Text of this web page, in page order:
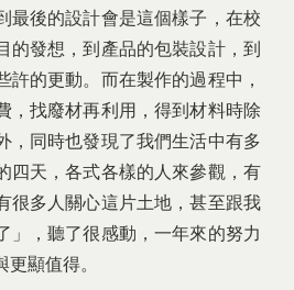
最後的設計會是這個樣子，在校
的發想，到產品的包裝設計，到
許的更動。而在製作的過程中，
，找廢材再利用，得到材料時除
，同時也發現了我們生活中有多
四天，各式各樣的人來參觀，有
很多人關心這片土地，甚至跟我
」，聽了很感動，一年來的努力
顯值得。